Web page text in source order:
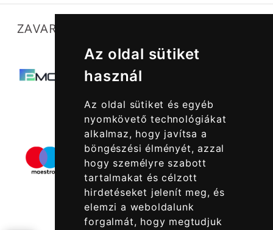
Az oldal sütiket
használ
Az oldal sütiket és egyéb
nyomkövető technológiákat
alkalmaz, hogy javítsa a
böngészési élményét, azzal
hogy személyre szabott
tartalmakat és célzott
hirdetéseket jelenít meg, és
elemzi a weboldalunk
forgalmát, hogy megtudjuk
ZAVARTALAN MŰKÖDÉSÜNKET SEGÍTIK